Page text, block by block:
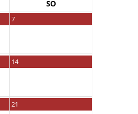
SO
7
14
21